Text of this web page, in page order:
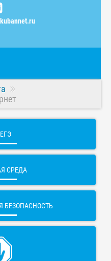
СРЕДА